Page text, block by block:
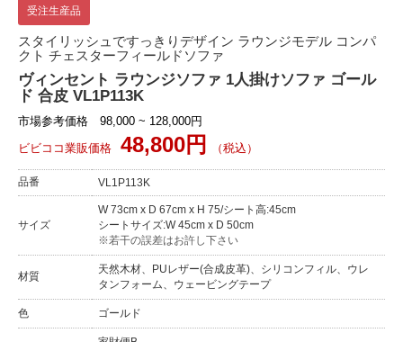
受注生産品
スタイリッシュですっきりデザイン ラウンジモデル コンパ
クト チェスターフィールドソファ
ヴィンセント ラウンジソファ 1人掛けソファ ゴール
ド 合皮 VL1P113K
市場参考価格 98,000 ~ 128,000円
ビビココ業販価格
48,800円 （税込）
品番 VL1P113K
サイズ
W 73cm x D 67cm x H 75/シート高:45cm
シートサイズ:W 45cm x D 50cm
※若干の誤差はお許し下さい
材質
天然木材、PUレザー(合成皮革)、シリコンフィル、ウレ
タンフォーム、ウェービングテープ
色 ゴールド